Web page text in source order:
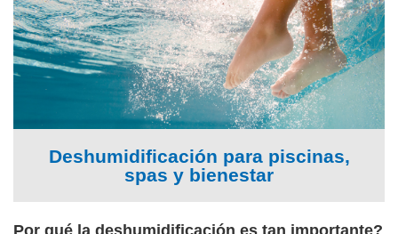
Deshumidificación para piscinas,
spas y bienestar
Por qué la deshumidificación es tan importante?